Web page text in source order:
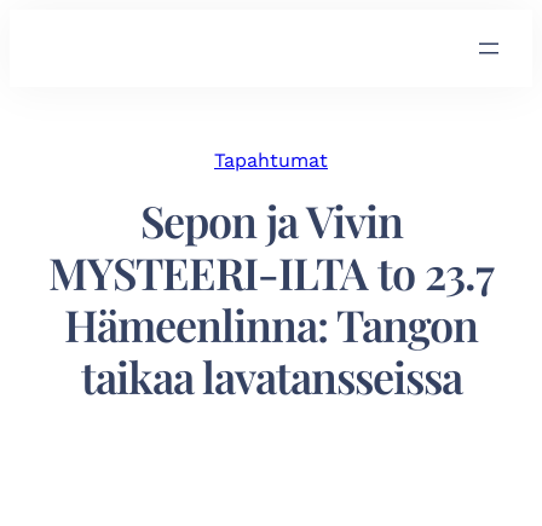
Tapahtumat
Sepon ja Vivin
MYSTEERI-ILTA to 23.7
Hämeenlinna: Tangon
taikaa lavatansseissa